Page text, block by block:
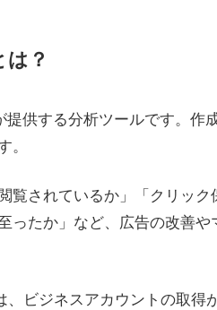
？
供する分析ツールです。作
されているか」「クリック
ったか」など、広告の改善
ビジネスアカウントの取得